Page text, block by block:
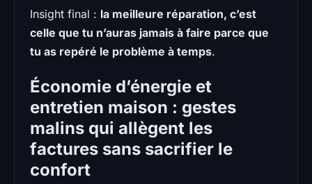
Insight final : la meilleure réparation, c’est
celle que tu n’auras jamais à faire parce que
tu as repéré le problème à temps.
Économie d’énergie et
entretien maison : gestes
malins qui allègent les
factures sans sacrifier le
confort